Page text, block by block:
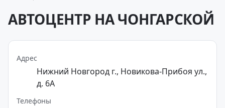
АВТОЦЕНТР НА ЧОНГАРСКОЙ
Адрес
Нижний Новгород г., Новикова-Прибоя ул.,
д. 6А
Телефоны